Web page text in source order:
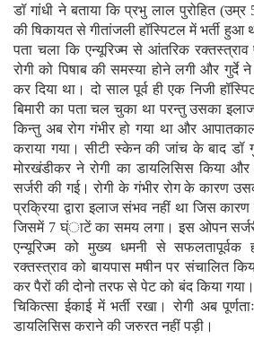
डॉ गांधी ने बताया कि प्रभु लाल पुरोहित (उम्र
की षिकायत से गीतांजली हॉस्पिटल में भर्ती हुआ
पता चला कि एन्यूरिज्म से आंतरिक
रोगी को पिषाब की समस्या होने लगी और
कर दिया था। दो साल पूर्व ही एक निजी
बिमारी का पता चल चुका था परन्तु उसका
किन्तु अब रोग गंभीर हो गया था और
कराया गया। सीटी स्केन की जांच के बाद डॉ
मोरखंडीकर ने रोगी का डायलिसिस किया और
सर्जरी की गई। रोगी के गंभीर रोग के कारण
प्रक्रिया द्वारा इलाज संभव नहीं था जिस
जिसमें 7 घ्ंाटें का समय लगा। इस ओपन
एन्यूरिज्म को मुख्य धमनी से सफलतापूर्वक
रक्तस्त्राव को बायपास मषीन पर संचालित
कर पैरों की दोनो तरफ से पेट को बंद किया
चिकित्सा ईकाई में भर्ती रखा। रोगी अब
डायलिसिस कराने की जरुरत नहीं पड़ी।